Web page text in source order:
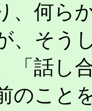
、何ら
、そう
「話し
のこと